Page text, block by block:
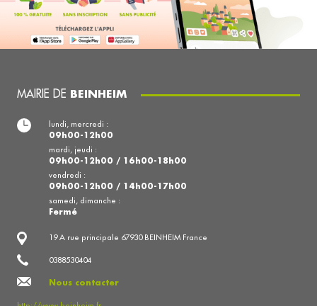
MAIRIE DE BEINHEIM
19 A rue principale 67930 BEINHEIM France
0388530404
Nous contacter
lundi, mercredi :
09h00-12h00
mardi, jeudi :
09h00-12h00 / 16h00-18h00
vendredi :
09h00-12h00 / 14h00-17h00
samedi, dimanche :
Fermé